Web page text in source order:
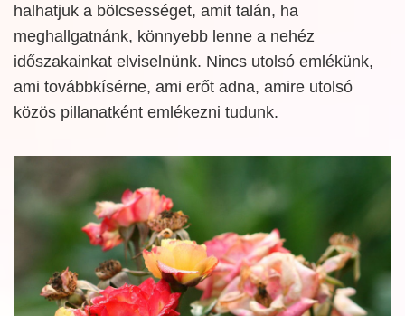
halhatjuk a bölcsességet, amit talán, ha
meghallgatnánk, könnyebb lenne a nehéz
időszakainkat elviselnünk. Nincs utolsó emlékünk,
ami továbbkísérne, ami erőt adna, amire utolsó
közös pillanatként emlékezni tudunk.